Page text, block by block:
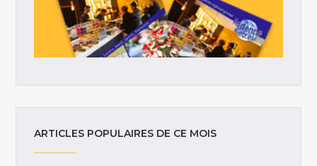
ARTICLES POPULAIRES DE CE MOIS